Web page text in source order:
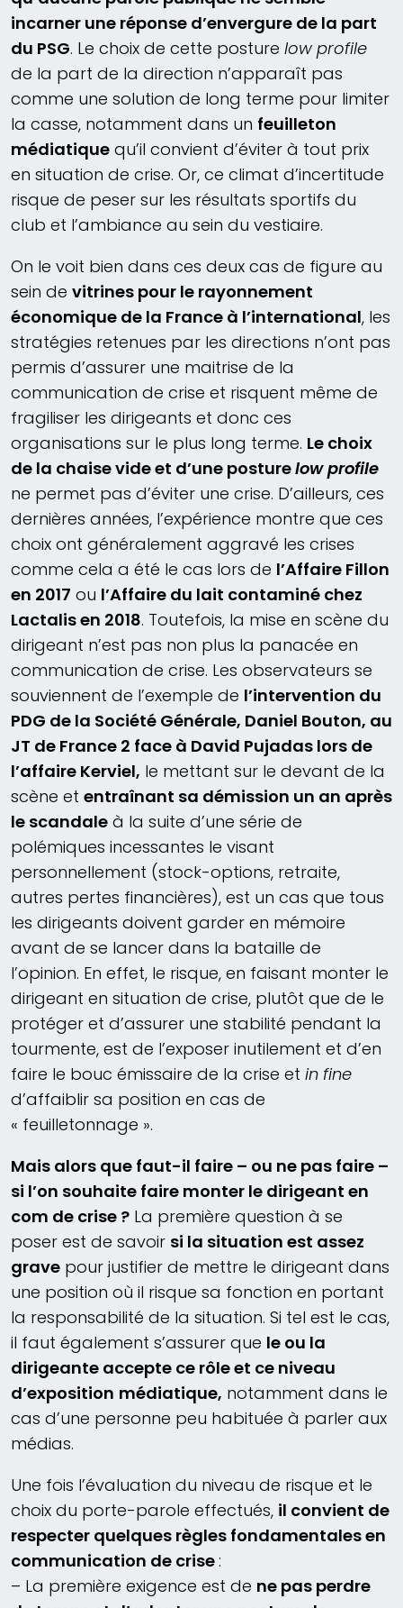
incarner une réponse d’envergure de la part
du PSG. Le choix de cette posture low profile
de la part de la direction n’apparaît pas
comme une solution de long terme pour limiter
la casse, notamment dans un feuilleton
médiatique qu’il convient d’éviter à tout prix
en situation de crise. Or, ce climat d’incertitude
risque de peser sur les résultats sportifs du
club et l’ambiance au sein du vestiaire.
On le voit bien dans ces deux cas de figure au
sein de vitrines pour le rayonnement
économique de la France à l’international, les
stratégies retenues par les directions n’ont pas
permis d’assurer une maitrise de la
communication de crise et risquent même de
fragiliser les dirigeants et donc ces
organisations sur le plus long terme. Le choix
de la chaise vide et d’une posturelow profile
ne permet pas d’éviter une crise. D’ailleurs, ces
dernières années, l’expérience montre que ces
choix ont généralement aggravé les crises
comme cela a été le cas lors de l’Affaire Fillon
en 2017 ou l’Affaire du lait contaminé chez
Lactalis en 2018. Toutefois, la mise en scène du
dirigeant n’est pas non plus la panacée en
communication de crise. Les observateurs se
souviennent de l’exemple de l’intervention du
PDG de la Société Générale, Daniel Bouton, au
JT de France 2 face à David Pujadas lors de
l’affaire Kerviel, le mettant sur le devant de la
scène et entraînant sa démission un an après
le scandale à la suite d’une série de
polémiques incessantes le visant
personnellement (stock-options, retraite,
autres pertes financières), est un cas que tous
les dirigeants doivent garder en mémoire
avant de se lancer dans la bataille de
l’opinion. En effet, le risque, en faisant monter le
dirigeant en situation de crise, plutôt que de le
protéger et d’assurer une stabilité pendant la
tourmente, est de l’exposer inutilement et d’en
faire le bouc émissaire de la crise et in fine
d’affaiblir sa position en cas de
« feuilletonnage ».
Mais alors que faut-il faire – ou ne pas faire –
si l’on souhaite faire monter le dirigeant en
com de crise ? La première question à se
poser est de savoir si la situation est assez
grave pour justifier de mettre le dirigeant dans
une position où il risque sa fonction en portant
la responsabilité de la situation. Si tel est le cas,
il faut également s’assurer que le ou la
dirigeante accepte ce rôle et ce niveau
d’exposition médiatique, notamment dans le
cas d’une personne peu habituée à parler aux
médias.
Une fois l’évaluation du niveau de risque et le
choix du porte-parole effectués, il convient de
respecter quelques règles fondamentales en
communication de crise:
– La première exigence est de ne pas perdre